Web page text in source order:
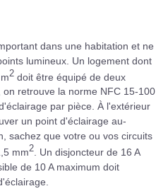
dans une habitation et ne
lumineux. Un logement dont
2 doit être équipé de deux
retrouve la norme NFC 15-100
par pièce. À l'extérieur
un point d'éclairage au-
sachez que votre ou vos circuits
mm2 . Un disjoncteur de 16 A
de 10 A maximum doit